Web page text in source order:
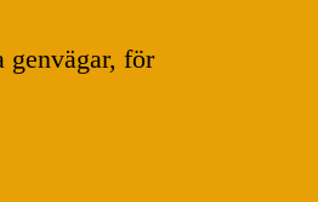
genvägar, för